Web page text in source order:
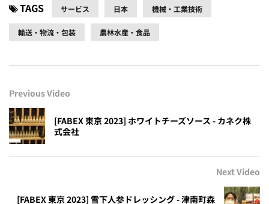
TAGS サービス 日本 機械・工業技術
輸送・物流・包装 農林水産・食品
Previous Video
[FABEX 東京 2023] ホワイトチーズソース - カネク株
式会社
Next Video
[FABEX 東京 2023] 雪下人参ドレッシング - 津南町森